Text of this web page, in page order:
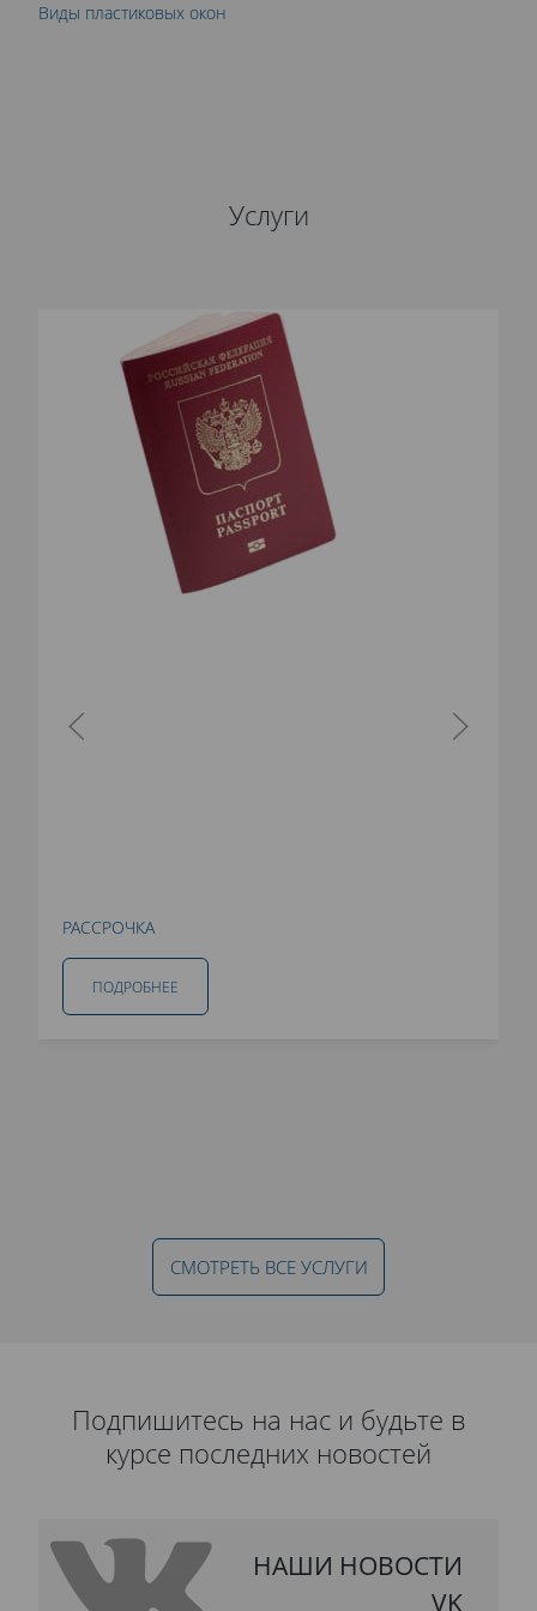
Виды пластиковых окон
Услуги
РАССРОЧКА
ПОДРОБНЕЕ
СМОТРЕТЬ ВСЕ УСЛУГИ
Подпишитесь на нас и будьте в
курсе последних новостей
НАШИ НОВОСТИ
VK